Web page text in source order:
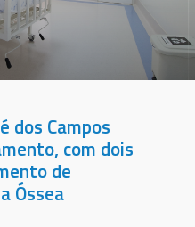
dos Campos
com dois
de
Óssea